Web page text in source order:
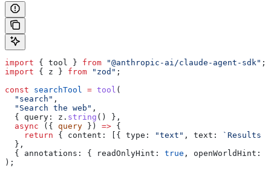
import { tool } from "@anthropic-ai/claude-agent-sdk" ;
import { z } from "zod" ;
const searchTool = tool (
  "search"
,
  "Search the web"
,
  {
query: z . string () },
  async
({ query }) => {
    return
{ content: [{ type: "text" , text:
`Results
  },
  {
annotations: { readOnlyHint: true , openWorldHint:
);